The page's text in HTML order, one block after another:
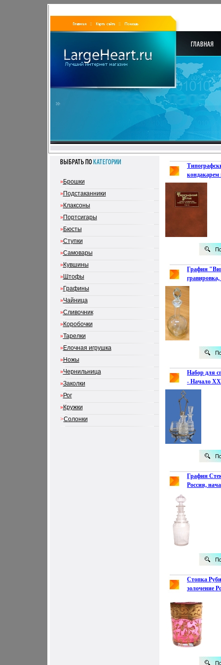
»Брошки
»Подстаканники
»Клаксоны
»Портсигары
»Бюсты
»Ступки
»Самовары
»Кувшины
»Штофы
»Графины
»Чайница
»Сливочник
»Коробочки
»Тарелки
»Елочная игрушка
»Ножы
»Чернильница
»Заколки
»Рог
»Кружки
>Солонки
века
Памятники
Графин
гравировка,
конец XIX
хорошая
Набор для
- Начало XX
3514k.
Графин
Россия,
Стопка
золочение